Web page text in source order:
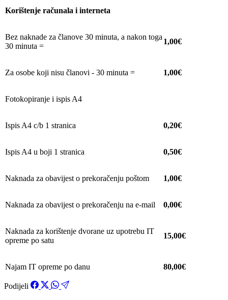
Korištenje računala i interneta
Bez naknade za članove 30 minuta, a nakon toga
30 minuta =
1,00€
Za osobe koji nisu članovi - 30 minuta = 1,00€
Fotokopiranje i ispis A4
Ispis A4 c/b 1 stranica 0,20€
Ispis A4 u boji 1 stranica 0,50€
Naknada za obavijest o prekoračenju poštom 1,00€
Naknada za obavijest o prekoračenju na e-mail 0,00€
Naknada za korištenje dvorane uz upotrebu IT
opreme po satu
15,00€
Najam IT opreme po danu 80,00€
Podijeli